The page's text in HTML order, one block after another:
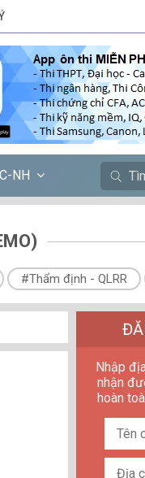
NH
#Thẩm định - QLRR
Nhập
nhận
hoàn